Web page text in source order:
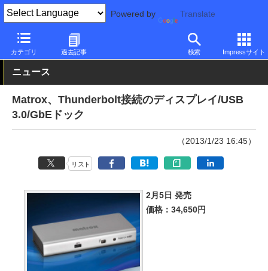
Powered by Translate
カテゴリ 過去記事 検索 Impressサイト
PC Watch 半導体/周辺機器
ニュース
Matrox、Thunderbolt接続のディスプレイ/USB
3.0/GbEドック
（2013/1/23 16:45）
リスト
2月5日 発売
価格：34,650円